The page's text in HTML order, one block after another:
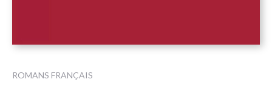
ROMANS FRANÇAIS